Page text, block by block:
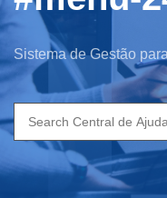
Sistema de Gestão
Search
for: